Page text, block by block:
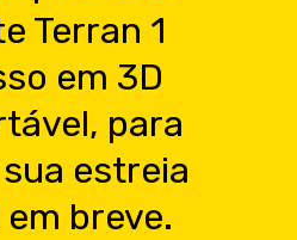
Terran 1
em 3D
para
estreia
breve.